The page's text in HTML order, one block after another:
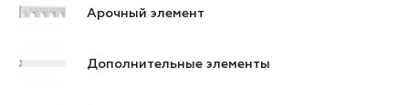
Арочный элемент
Дополнительные элементы